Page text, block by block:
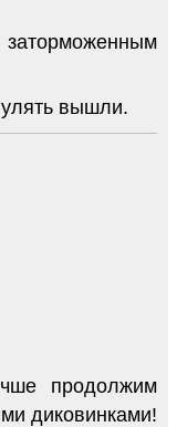
вышли.
продолжим
диковинками!